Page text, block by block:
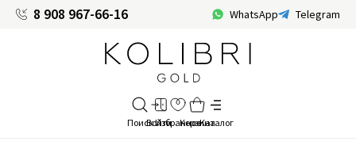
8 908 967-66-16 WhatsApp Telegram